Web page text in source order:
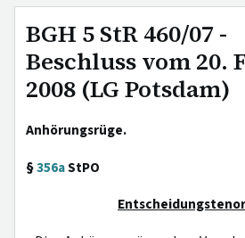
BGH 5 StR 460/07 -
Beschluss vom 20.
2008 (LG Potsdam)
Anhörungsrüge.
§356aStPO
Entscheidungstenor